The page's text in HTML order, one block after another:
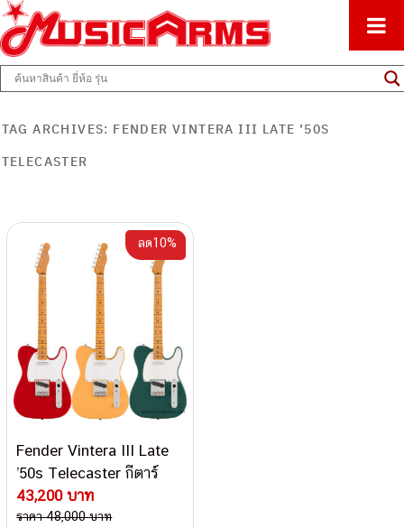
Music Arms
ศูนย์รวมครื่องดนตรีทุกชนิด ตั้งแต่เริ่มต้นถึงมืออาชีพ
TAG ARCHIVES: FENDER VINTERA III LATE ’50S
TELECASTER
Fender Vintera III Late
’50s Telecaster กีตาร์
ไฟฟ้า
43,200 บาท
ลด10%
ราคา 48,000 บาท